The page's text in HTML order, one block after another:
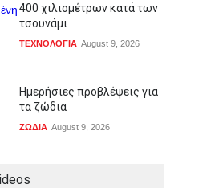
400 χιλιομέτρων κατά των
τσουνάμι
ΤΕΧΝΟΛΟΓΙΑ August 9, 2026
Ημερήσιες προβλέψεις για
τα ζώδια
ΖΩΔΙΑ August 9, 2026